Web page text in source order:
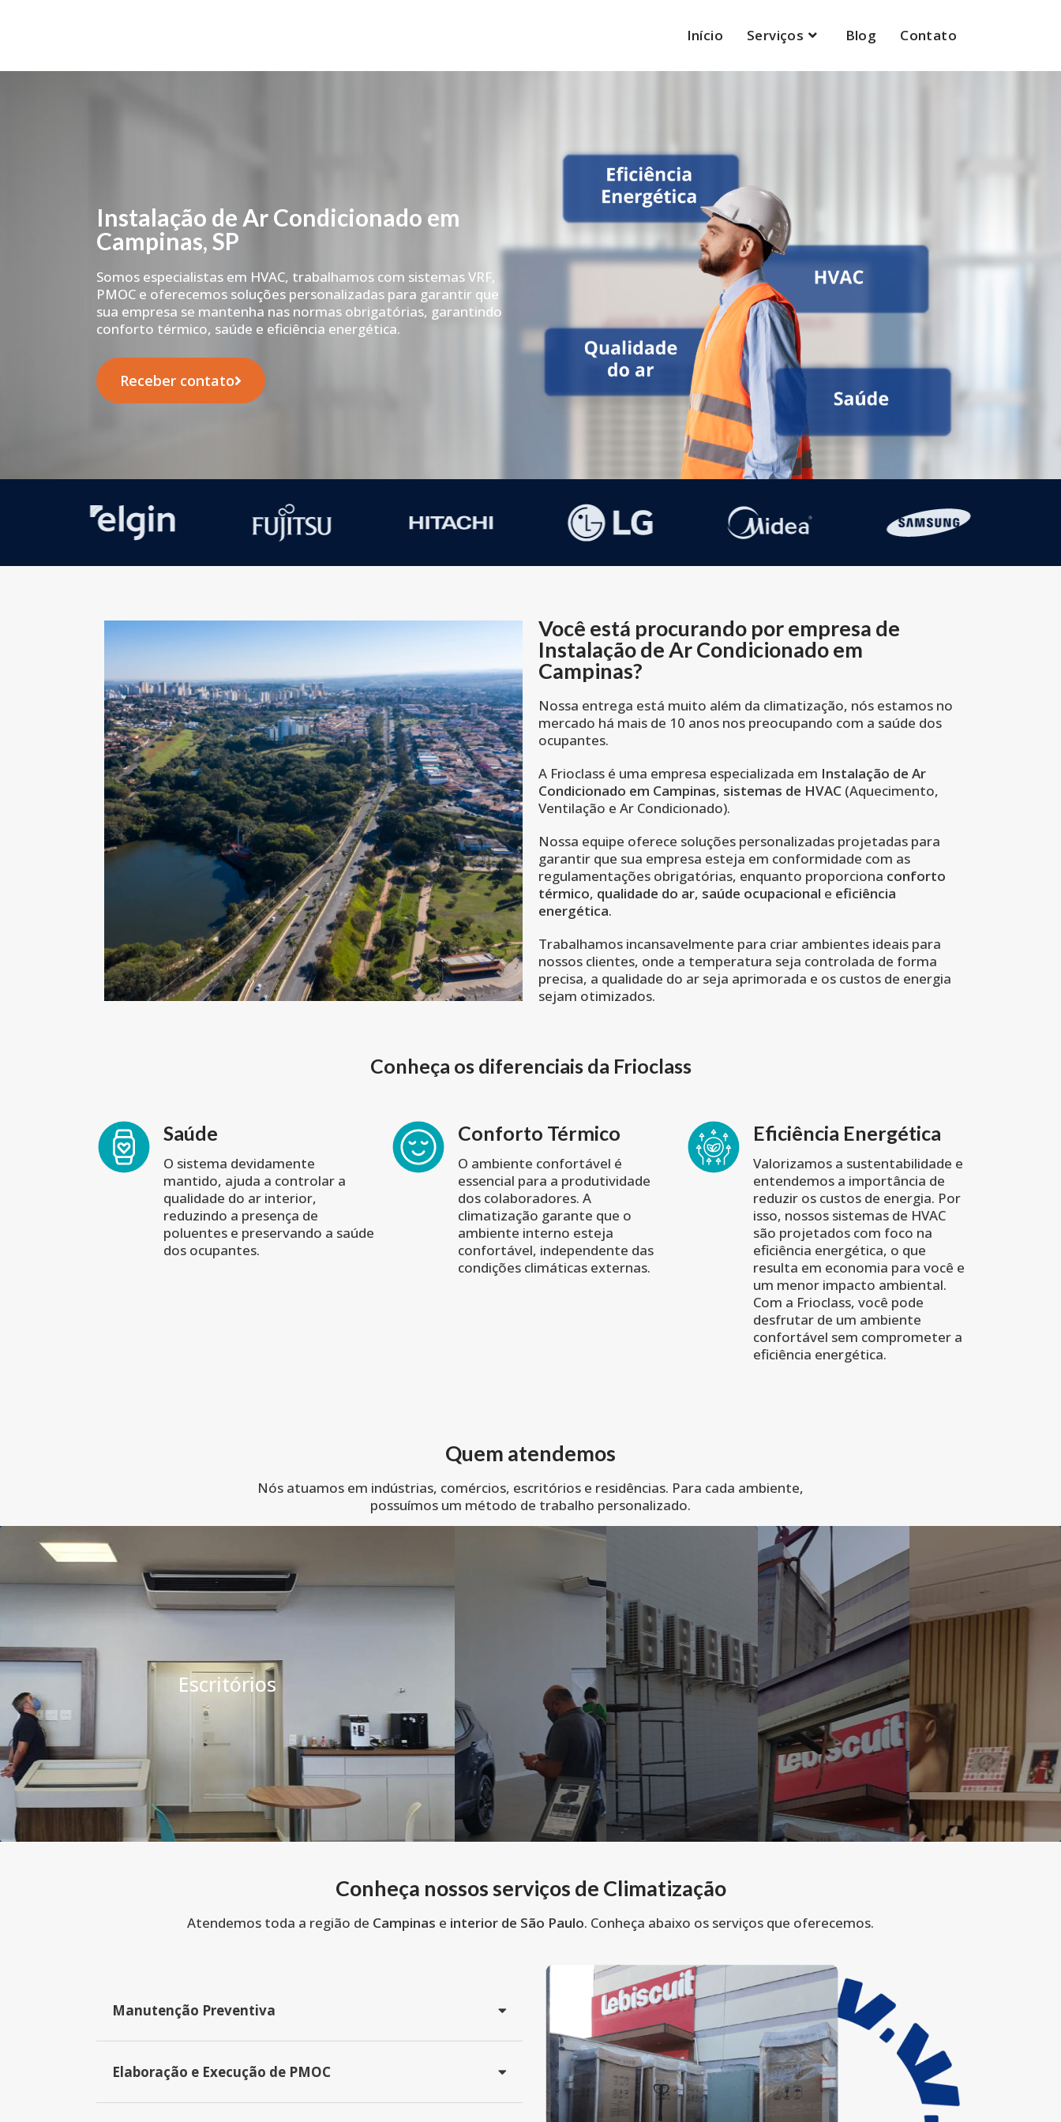
Início Serviços Blog Contato
Instalação de Ar Condicionado em
Campinas, SP
Somos especialistas em HVAC, trabalhamos com sistemas VRF,
PMOC e oferecemos soluções personalizadas para garantir que
sua empresa se mantenha nas normas obrigatórias, garantindo
conforto térmico, saúde e eficiência energética.
Receber contato
Você está procurando por empresa de
Instalação de Ar Condicionado em
Campinas?
Nossa entrega está muito além da climatização, nós estamos no
mercado há mais de 10 anos nos preocupando com a saúde dos
ocupantes.
A Frioclass é uma empresa especializada em Instalação de Ar
Condicionado em Campinas, sistemas de HVAC (Aquecimento,
Ventilação e Ar Condicionado).
Nossa equipe oferece soluções personalizadas projetadas para
garantir que sua empresa esteja em conformidade com as
regulamentações obrigatórias, enquanto proporciona conforto
térmico, qualidade do ar, saúde ocupacional e eficiência
energética.
Trabalhamos incansavelmente para criar ambientes ideais para
nossos clientes, onde a temperatura seja controlada de forma
precisa, a qualidade do ar seja aprimorada e os custos de energia
sejam otimizados.
Conheça os diferenciais da Frioclass
Saúde
O sistema devidamente
mantido, ajuda a controlar a
qualidade do ar interior,
reduzindo a presença de
poluentes e preservando a saúde
dos ocupantes.
Conforto Térmico
O ambiente confortável é
essencial para a produtividade
dos colaboradores. A
climatização garante que o
ambiente interno esteja
confortável, independente das
condições climáticas externas.
Eficiência Energética
Valorizamos a sustentabilidade e
entendemos a importância de
reduzir os custos de energia. Por
isso, nossos sistemas de HVAC
são projetados com foco na
eficiência energética, o que
resulta em economia para você e
um menor impacto ambiental.
Com a Frioclass, você pode
desfrutar de um ambiente
confortável sem comprometer a
eficiência energética.
Quem atendemos
Nós atuamos em indústrias, comércios, escritórios e residências. Para cada ambiente,
possuímos um método de trabalho personalizado.
Escritórios
Conheça nossos serviços de Climatização
Atendemos toda a região de Campinas e interior de São Paulo. Conheça abaixo os serviços que oferecemos.
Manutenção Preventiva
Elaboração e Execução de PMOC